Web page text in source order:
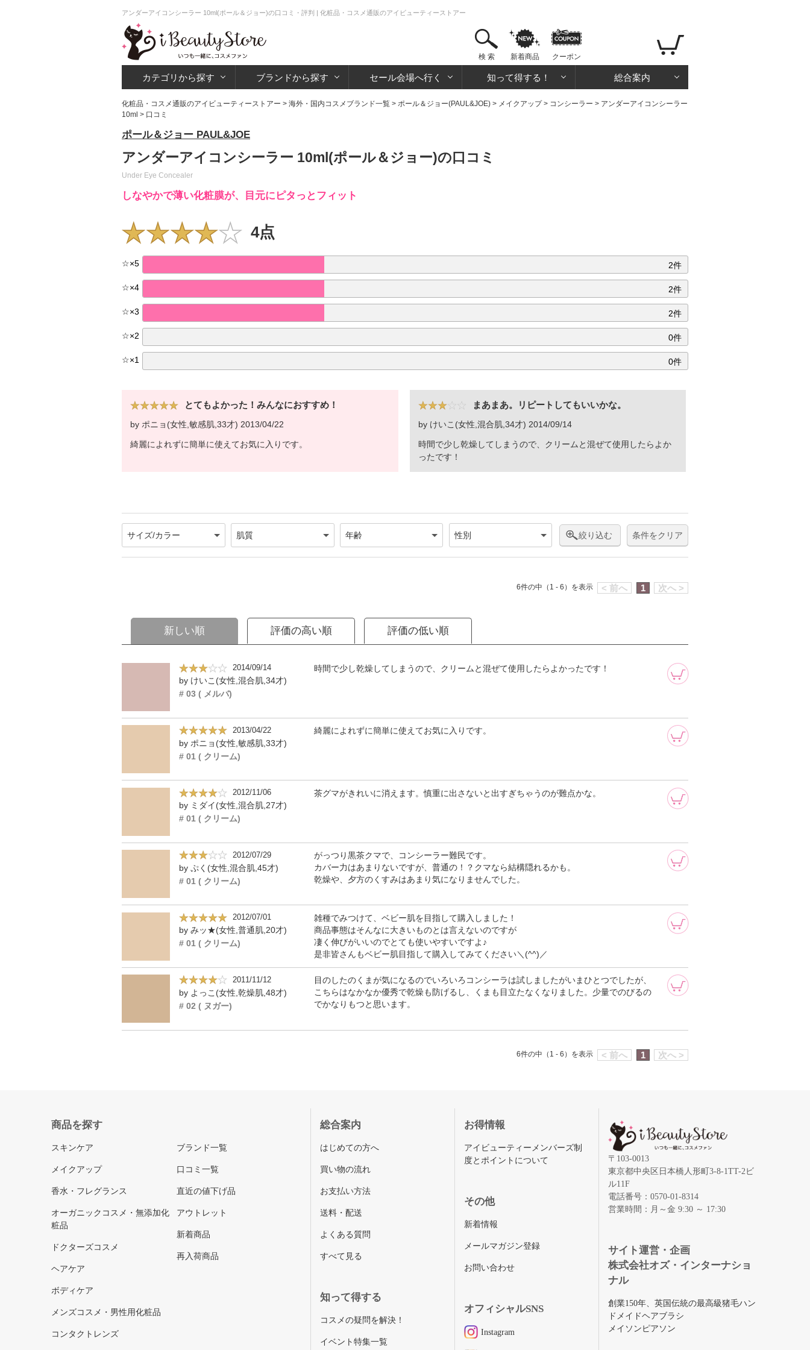
アンダーアイコンシーラー 10ml(ポール＆ジョー)の口コミ・評判 | 化粧品・コスメ通販のアイビューティーストアー
検 索 新着商品 クーポン
カテゴリから探す ブランドから探す セール会場へ行く 知って得する！ 総合案内
化粧品・コスメ通販のアイビューティーストアー > 海外・国内コスメブランド一覧 > ポール＆ジョー(PAUL&JOE) > メイクアップ> コンシーラー > アンダーアイコンシーラー
10ml > 口コミ
ポール＆ジョー PAUL&JOE
アンダーアイコンシーラー 10ml(ポール＆ジョー)の口コミ
Under Eye Concealer
しなやかで薄い化粧膜が、目元にピタっとフィット
4点
☆×5 2件
☆×4 2件
☆×3 2件
☆×2 0件
☆×1 0件
とてもよかった！みんなにおすすめ！
by ポニョ(女性,敏感肌,33才) 2013/04/22
綺麗によれずに簡単に使えてお気に入りです。
まあまあ。リピートしてもいいかな。
by けいこ(女性,混合肌,34才) 2014/09/14
時間で少し乾燥してしまうので、クリームと混ぜて使用したらよか
ったです！
絞り込む 条件をクリア
< 前へ 1 次へ >
6件の中（1 - 6）を表示
新しい順 評価の高い順 評価の低い順
2014/09/14
by けいこ(女性,混合肌,34才)
# 03 ( メルバ)
時間で少し乾燥してしまうので、クリームと混ぜて使用したらよかったです！
2013/04/22
by ポニョ(女性,敏感肌,33才)
# 01 ( クリーム)
綺麗によれずに簡単に使えてお気に入りです。
2012/11/06
by ミダイ(女性,混合肌,27才)
# 01 ( クリーム)
茶グマがきれいに消えます。慎重に出さないと出すぎちゃうのが難点かな。
2012/07/29
by ぷく(女性,混合肌,45才)
# 01 ( クリーム)
がっつり黒茶クマで、コンシーラー難民です。
カバー力はあまりないですが、普通の！？クマなら結構隠れるかも。
乾燥や、夕方のくすみはあまり気になりませんでした。
2012/07/01
by みッ★(女性,普通肌,20才)
# 01 ( クリーム)
雑種でみつけて、ベビー肌を目指して購入しました！
商品事態はそんなに大きいものとは言えないのですが
凄く伸びがいいのでとても使いやすいですよ♪
是非皆さんもベビー肌目指して購入してみてください＼(^^)／
2011/11/12
by よっこ(女性,乾燥肌,48才)
# 02 ( ヌガー)
目のしたのくまが気になるのでいろいろコンシーラは試しましたがいまひとつでしたが、
こちらはなかなか優秀で乾燥も防げるし、くまも目立たなくなりました。少量でのびるの
でかなりもつと思います。
< 前へ 1 次へ >
6件の中（1 - 6）を表示
商品を探す
スキンケア
メイクアップ
香水・フレグランス
オーガニックコスメ・無添加化
粧品
ドクターズコスメ
ヘアケア
ボディケア
メンズコスメ・男性用化粧品
コンタクトレンズ
ブランド一覧
口コミ一覧
直近の値下げ品
アウトレット
新着商品
再入荷商品
総合案内
はじめての方へ
買い物の流れ
お支払い方法
送料・配送
よくある質問
すべて見る
知って得する
コスメの疑問を解決！
イベント特集一覧
お得情報
アイビューティーメンバーズ制
度とポイントについて
その他
新着情報
メールマガジン登録
お問い合わせ
オフィシャルSNS
Instagram
〒103-0013
東京都中央区日本橋人形町3-8-1TT-2ビ
ル11F
電話番号：0570-01-8314
営業時間：月～金 9:30 ～ 17:30
サイト運営・企画
株式会社オズ・インターナショ
ナル
創業150年、英国伝統の最高級猪毛ハン
ドメイドヘアブラシ
メイソンピアソン